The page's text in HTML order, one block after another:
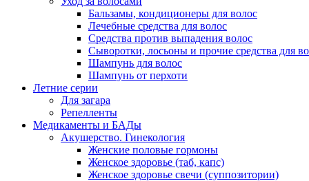
Бальзамы, кондиционеры для волос
Лечебные средства для волос
Средства против выпадения волос
Сыворотки, лосьоны и прочие средства для
Шампунь для волос
Шампунь от перхоти
Летние серии
Для загара
Репелленты
Медикаменты и БАДы
Акушерство. Гинекология
Женские половые гормоны
Женское здоровье (таб, капс)
Женское здоровье свечи (суппозитории)